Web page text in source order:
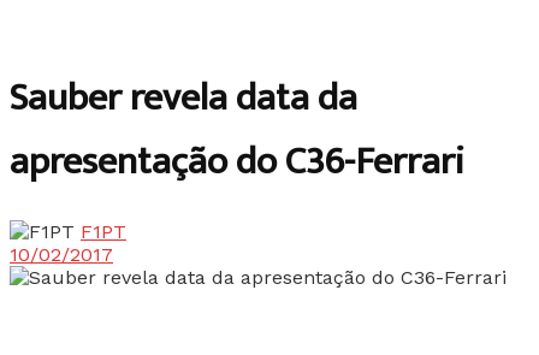
Sauber revela data da
apresentação do C36-Ferrari
F1PT
10/02/2017